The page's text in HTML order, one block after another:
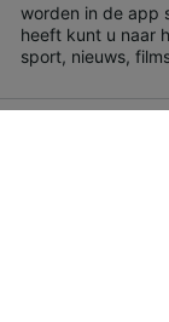
worden in de app
heeft kunt u naar
sport, nieuws,